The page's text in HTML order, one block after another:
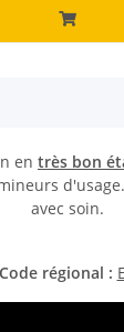
en très bon
avec soin.
Code régional :